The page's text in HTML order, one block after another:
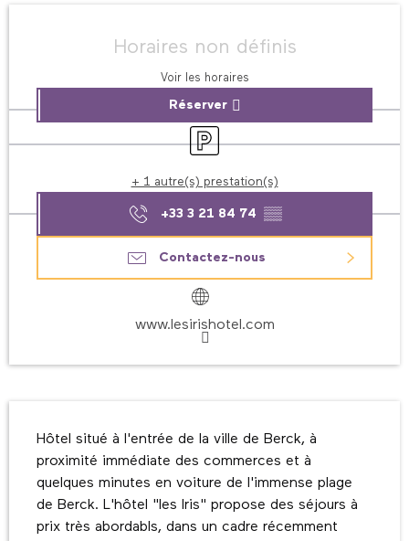
Horaires non définis
Voir les horaires
Réserver
Parking
+ 1 autre(s) prestation(s)
+33 3 21 84 74 ▒▒
Contactez-nous
www.lesirishotel.com
Hôtel situé à l'entrée de la ville de Berck, à
proximité immédiate des commerces et à
quelques minutes en voiture de l'immense plage
de Berck. L'hôtel "les Iris" propose des séjours à
prix très abordabls, dans un cadre récemment